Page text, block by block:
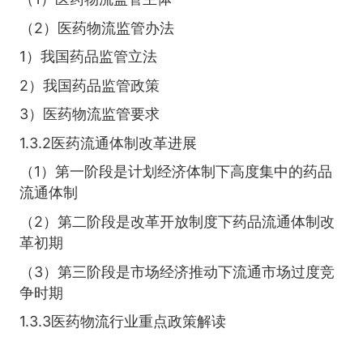
（2）医药物流监管办法
1）我国药品监管立法
2）我国药品监管政策
3）医药物流监管要求
1.3.2医药流通体制改革进展
（1）第一阶段是计划经济体制下高度集中的药品
流通体制
（2）第二阶段是改革开放制度下药品流通体制改
革初期
（3）第三阶段是市场经济推动下流通市场过度竞
争时期
1.3.3医药物流行业重点政策解读